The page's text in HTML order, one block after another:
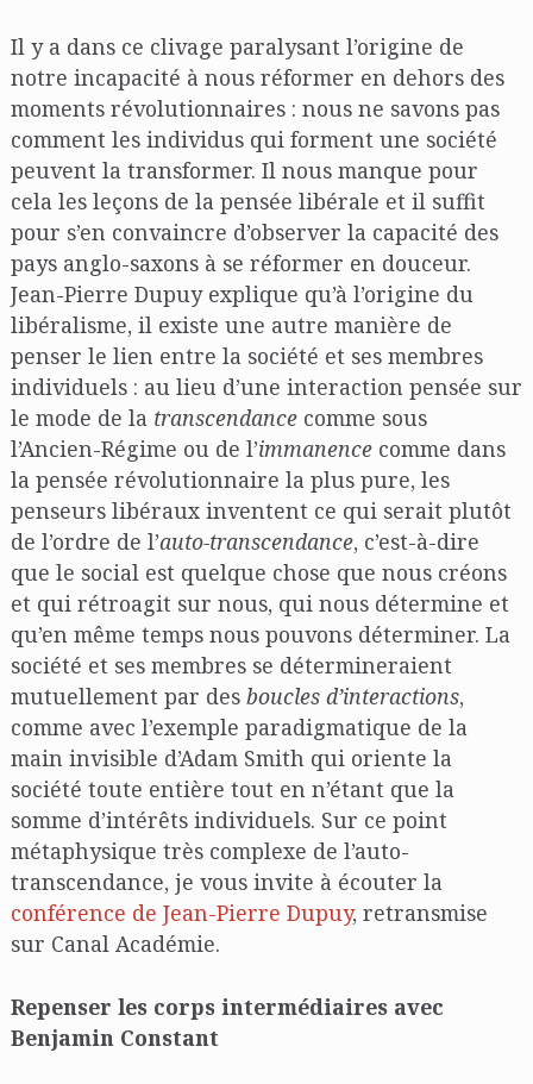
Il y a dans ce clivage paralysant l’origine de
notre incapacité à nous réformer en dehors des
moments révolutionnaires : nous ne savons pas
comment les individus qui forment une société
peuvent la transformer. Il nous manque pour
cela les leçons de la pensée libérale et il suffit
pour s’en convaincre d’observer la capacité des
pays anglo-saxons à se réformer en douceur.
Jean-Pierre Dupuy explique qu’à l’origine du
libéralisme, il existe une autre manière de
penser le lien entre la société et ses membres
individuels : au lieu d’une interaction pensée sur
le mode de la transcendancecomme sous
l’Ancien-Régime ou de l’immanencecomme dans
la pensée révolutionnaire la plus pure, les
penseurs libéraux inventent ce qui serait plutôt
de l’ordre de l’auto-transcendance, c’est-à-dire
que le social est quelque chose que nous créons
et qui rétroagit sur nous, qui nous détermine et
qu’en même temps nous pouvons déterminer. La
société et ses membres se détermineraient
mutuellement par des boucles d’interactions,
comme avec l’exemple paradigmatique de la
main invisible d’Adam Smith qui oriente la
société toute entière tout en n’étant que la
somme d’intérêts individuels. Sur ce point
métaphysique très complexe de l’auto-
transcendance, je vous invite à écouter la
conférence de Jean-Pierre Dupuy, retransmise
sur Canal Académie.
Repenser les corps intermédiaires avec
Benjamin Constant